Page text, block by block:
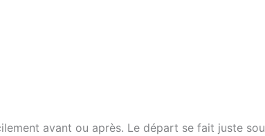
avant ou après. Le départ se fait juste